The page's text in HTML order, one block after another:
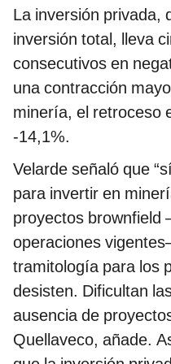
La inversión privada,
inversión total, lleva
consecutivos en
una contracción
minería, el retroceso
-14,1%.
Velarde señaló que
para invertir en
proyectos
operaciones
tramitología para los
desisten. Dificultan
ausencia de
Quellaveco, añade.